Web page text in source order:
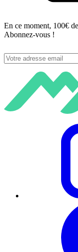
En ce moment, 100€
Abonnez-vous !